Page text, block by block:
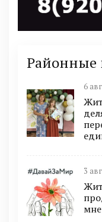
Районные
6
3